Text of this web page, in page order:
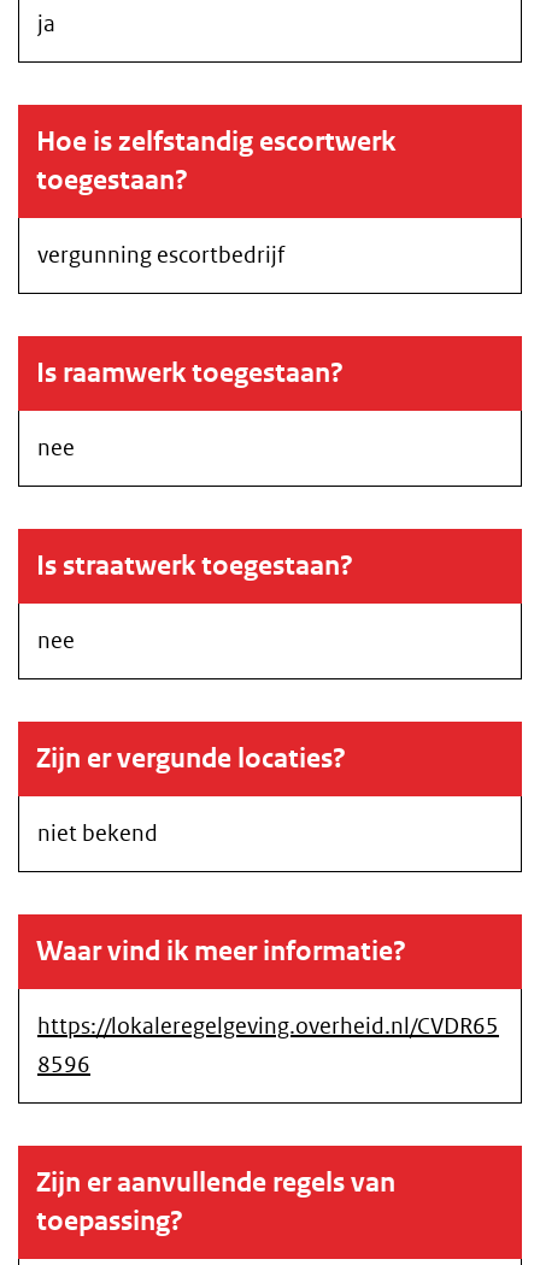
ja
Hoe is zelfstandig escortwerk
toegestaan?
vergunning escortbedrijf
Is raamwerk toegestaan?
nee
Is straatwerk toegestaan?
nee
Zijn er vergunde locaties?
niet bekend
Waar vind ik meer informatie?
https://lokaleregelgeving.overheid.nl/CVDR65
8596
Zijn er aanvullende regels van
toepassing?